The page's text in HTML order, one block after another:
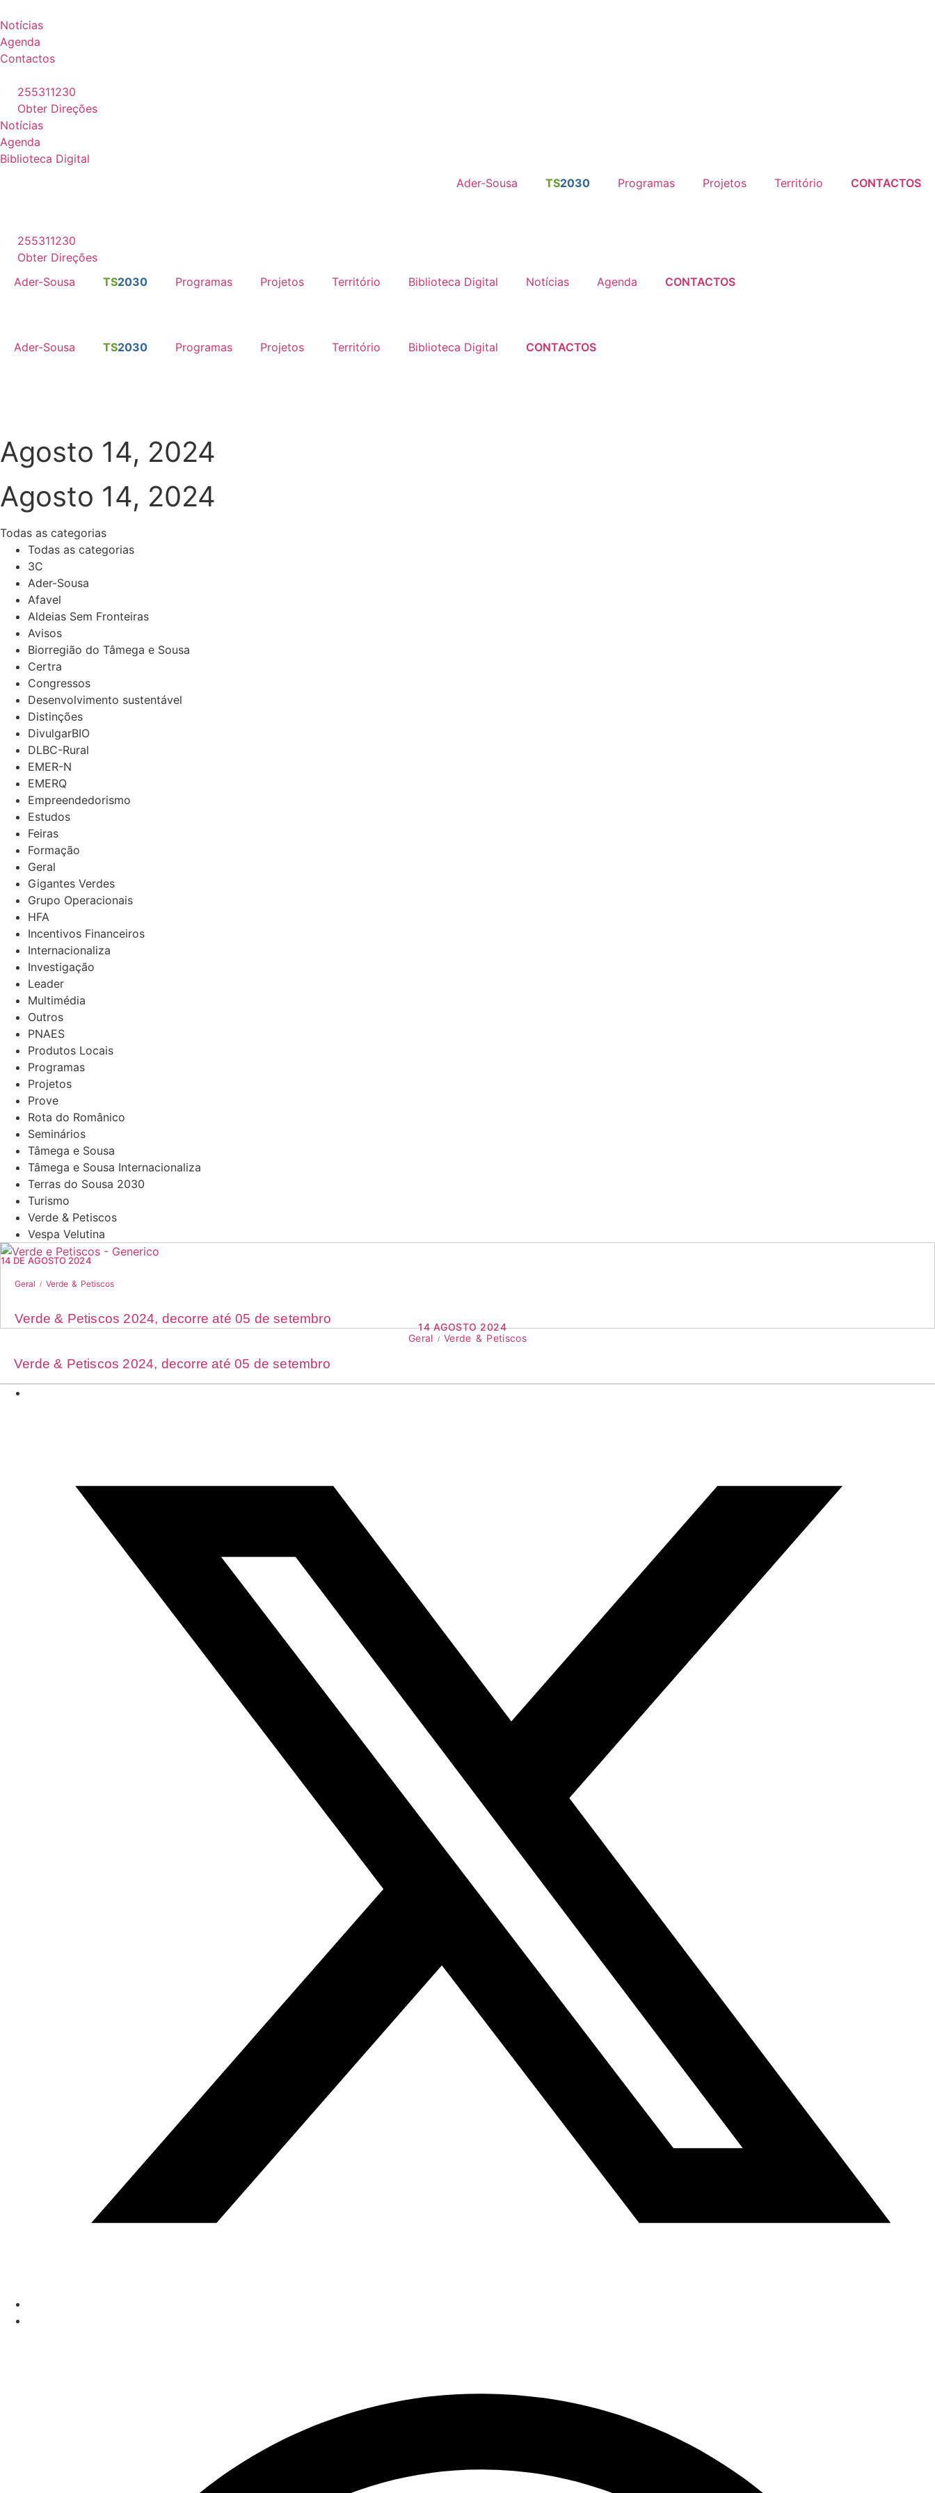
para
o
conteúdo
Notícias
Agenda
Contactos
255311230
Obter Direções
Notícias
Agenda
Biblioteca Digital
Ader-Sousa
TS2030 Programas Projetos Território CONTACTOS
255311230
Obter Direções
Ader-Sousa
TS2030 Programas Projetos Território Biblioteca Digital Notícias Agenda CONTACTOS
Ader-Sousa TS2030 Programas Projetos Território Biblioteca Digital CONTACTOS
Agosto 14, 2024
Agosto 14, 2024
Todas as categorias
Todas as categorias
3C
Ader-Sousa
Afavel
Aldeias Sem Fronteiras
Avisos
Biorregião do Tâmega e Sousa
Certra
Congressos
Desenvolvimento sustentável
Distinções
DivulgarBIO
DLBC-Rural
EMER-N
EMERQ
Empreendedorismo
Estudos
Feiras
Formação
Geral
Gigantes Verdes
Grupo Operacionais
HFA
Incentivos Financeiros
Internacionaliza
Investigação
Leader
Multimédia
Outros
PNAES
Produtos Locais
Programas
Projetos
Prove
Rota do Românico
Seminários
Tâmega e Sousa
Tâmega e Sousa Internacionaliza
Terras do Sousa 2030
Turismo
Verde & Petiscos
Vespa Velutina
14 DE AGOSTO 2024
Geral Verde & Petiscos
Verde & Petiscos 2024, decorre até 05 de setembro
14 AGOSTO 2024
Geral
Verde & Petiscos
Verde & Petiscos 2024, decorre até 05 de setembro